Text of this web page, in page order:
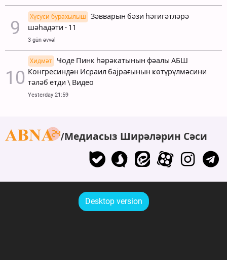
Хүсуси бурахылыш
Зәвварын бәзи һәгигәтләрә
шәһадәти - 11
3 gün əvvəl
Хидмәт
Ҹоде Пинк һәрәкатынын фәалы АБШ
Конгресиндән Исраил бајрағынын ҝөтүрүлмәсини
тәләб етди \ Видео
Yesterday 21:59
Медиасыз Ширәләрин Сәси
Desktop version